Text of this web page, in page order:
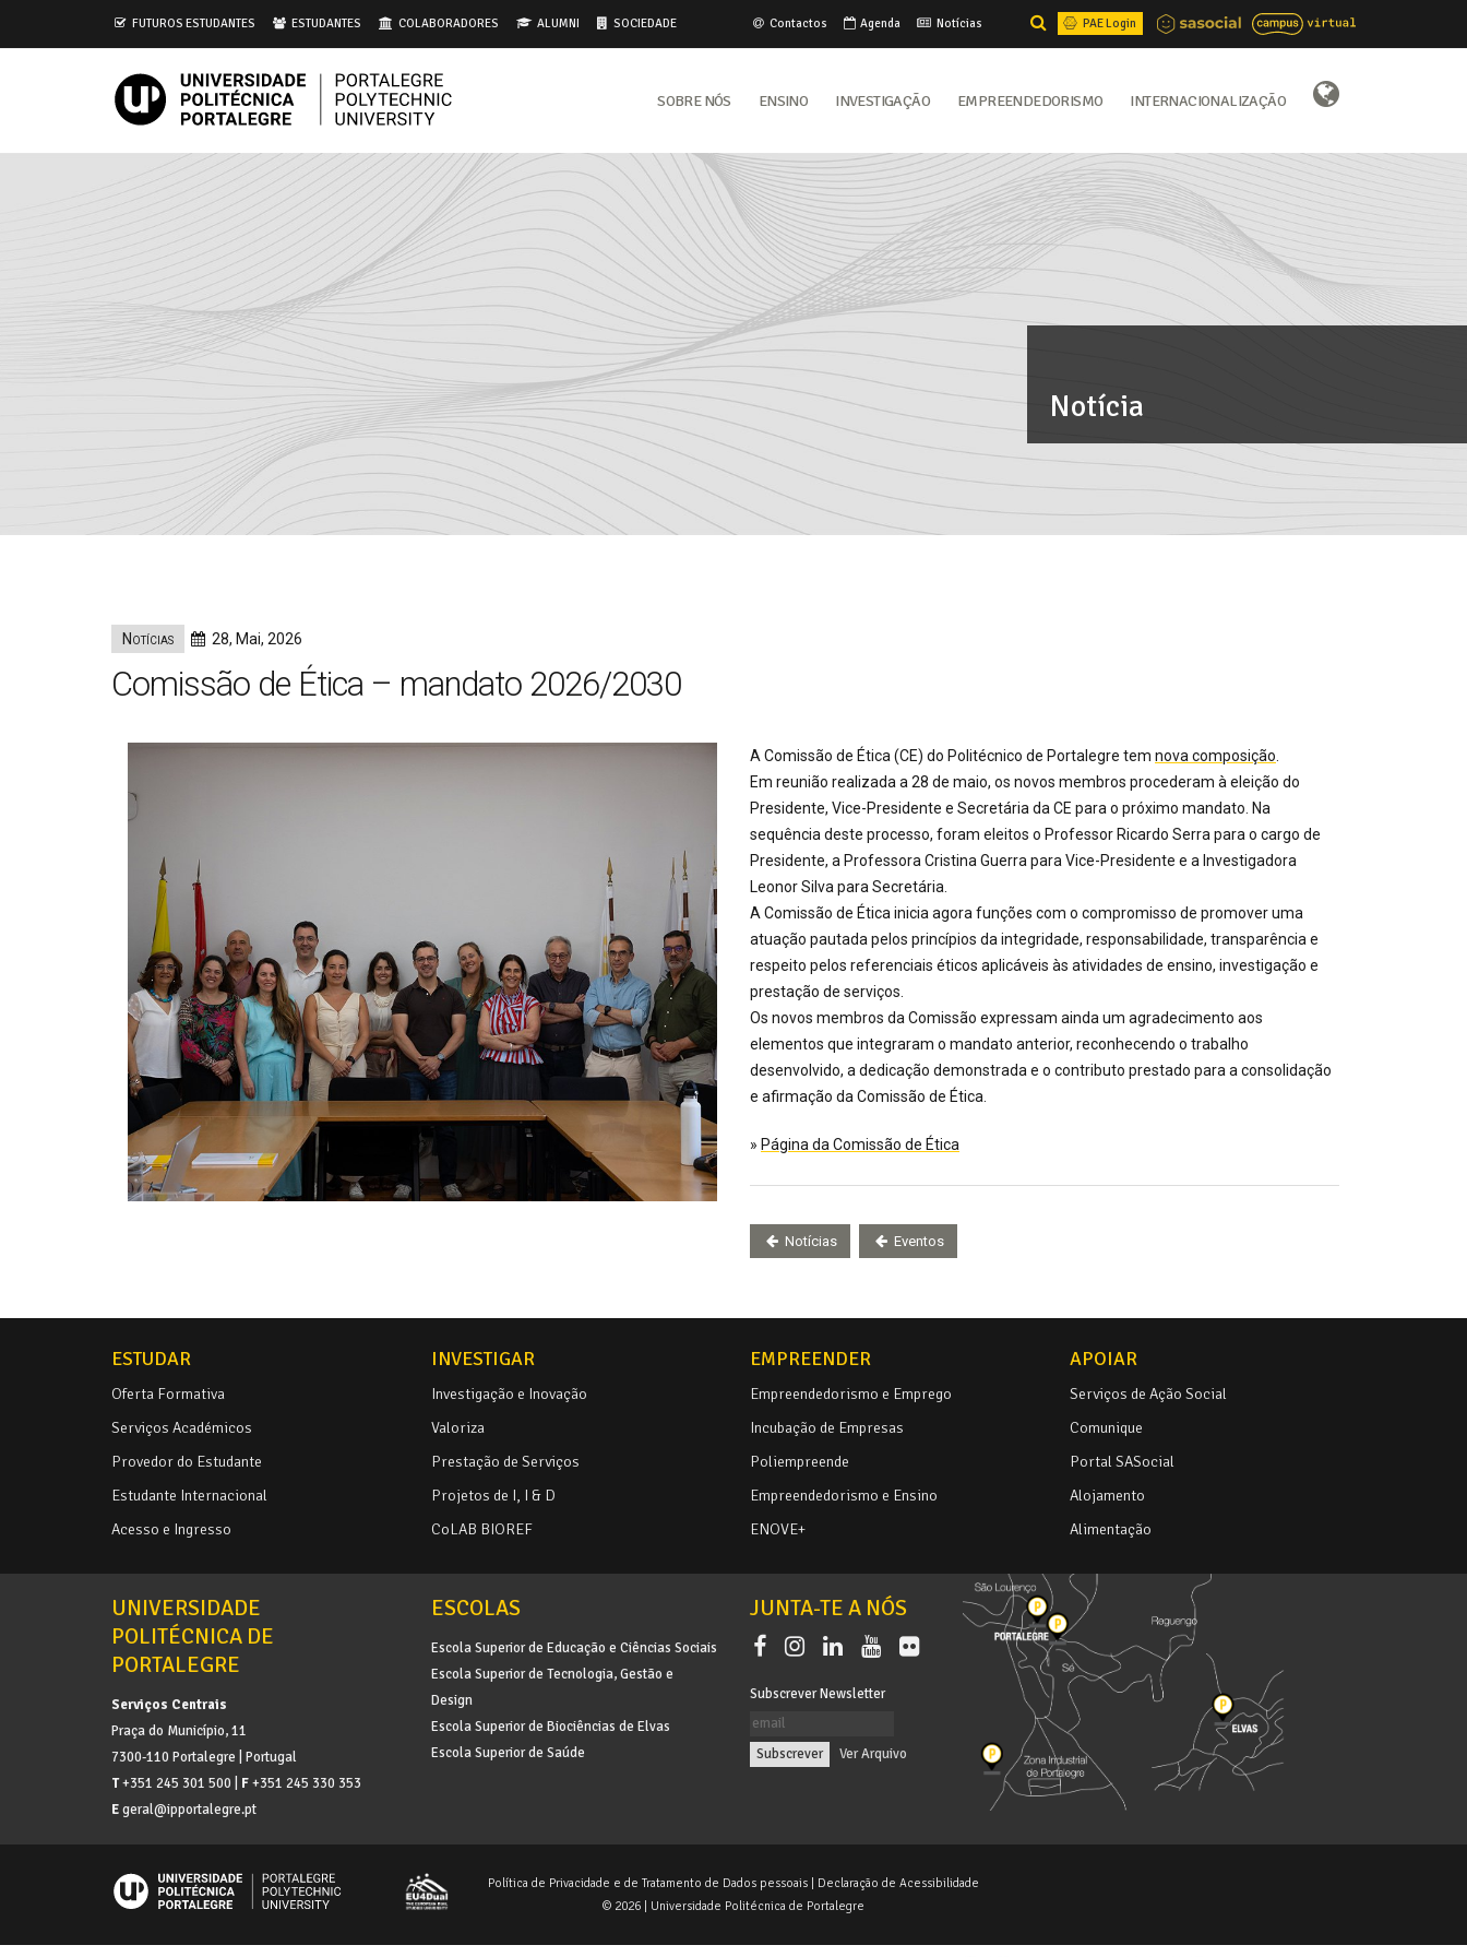
FUTUROS ESTUDANTES ESTUDANTES COLABORADORES ALUMNI SOCIEDADE Contactos Agenda Notícias PAE Login
Sobre Nós Ensino Investigação Empreendedorismo Internacionalização
Notícia
Notícias 28, Mai, 2026
Comissão de Ética – mandato 2026/2030
A Comissão de Ética (CE) do Politécnico de Portalegre tem nova composição
Em reunião realizada a 28 de maio, os novos membros procederam à eleição do
Presidente, Vice-Presidente e Secretária da CE para o próximo mandato. Na
sequência deste processo, foram eleitos o Professor Ricardo Serra para o cargo de
Presidente, a Professora Cristina Guerra para Vice-Presidente e a Investigadora
Leonor Silva para Secretária.
A Comissão de Ética inicia agora funções com o compromisso de promover uma
atuação pautada pelos princípios da integridade, responsabilidade, transparência e
respeito pelos referenciais éticos aplicáveis às atividades de ensino, investigação e
prestação de serviços.
Os novos membros da Comissão expressam ainda um agradecimento aos
elementos que integraram o mandato anterior, reconhecendo o trabalho
desenvolvido, a dedicação demonstrada e o contributo prestado para a consolidação
e afirmação da Comissão de Ética.
» Página da Comissão de Ética
Notícias Eventos
ESTUDAR
Oferta Formativa
Serviços Académicos
Provedor do Estudante
Estudante Internacional
Acesso e Ingresso
INVESTIGAR
Investigação e Inovação
Valoriza
Prestação de Serviços
Projetos de I, I & D
CoLAB BIOREF
EMPREENDER
Empreendedorismo e Emprego
Incubação de Empresas
Poliempreende
Empreendedorismo e Ensino
ENOVE+
APOIAR
Serviços de Ação Social
Comunique
Portal SASocial
Alojamento
Alimentação
UNIVERSIDADE
POLITÉCNICA DE
PORTALEGRE
Serviços Centrais
Praça do Município, 11
7300-110 Portalegre | Portugal
T+351 245 301 500 | F+351 245 330 353
Egeral@ipportalegre.pt
ESCOLAS
Escola Superior de Educação e Ciências Sociais
Escola Superior de Tecnologia, Gestão e
Design
Escola Superior de Biociências de Elvas
Escola Superior de Saúde
JUNTA-TE A NÓS
Subscrever Newsletter
Ver Arquivo
Política de Privacidade e de Tratamento de Dados pessoais
Declaração de Acessibilidade
© 2026 | Universidade Politécnica de Portalegre